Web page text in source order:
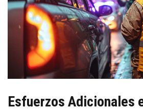
Esfuerzos Adicionales